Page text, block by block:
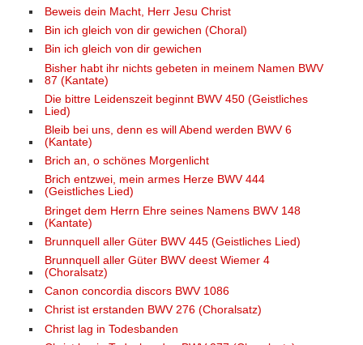
Beweis dein Macht, Herr Jesu Christ
Bin ich gleich von dir gewichen (Choral)
Bin ich gleich von dir gewichen
Bisher habt ihr nichts gebeten in meinem Namen BWV
87 (Kantate)
Die bittre Leidenszeit beginnt BWV 450 (Geistliches
Lied)
Bleib bei uns, denn es will Abend werden BWV 6
(Kantate)
Brich an, o schönes Morgenlicht
Brich entzwei, mein armes Herze BWV 444
(Geistliches Lied)
Bringet dem Herrn Ehre seines Namens BWV 148
(Kantate)
Brunnquell aller Güter BWV 445 (Geistliches Lied)
Brunnquell aller Güter BWV deest Wiemer 4
(Choralsatz)
Canon concordia discors BWV 1086
Christ ist erstanden BWV 276 (Choralsatz)
Christ lag in Todesbanden